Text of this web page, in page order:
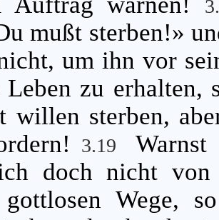
mußt sterben!»
um ihn vor
Leben zu erhalten,
willen sterben,
3.19
doch nicht
gottlosen Wege,